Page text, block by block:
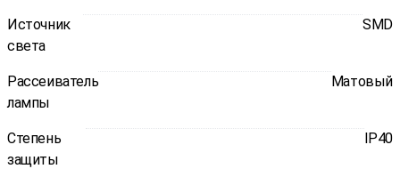
Источник
света
SMD
Рассеиватель
лампы
Матовый
Степень
защиты
IP40